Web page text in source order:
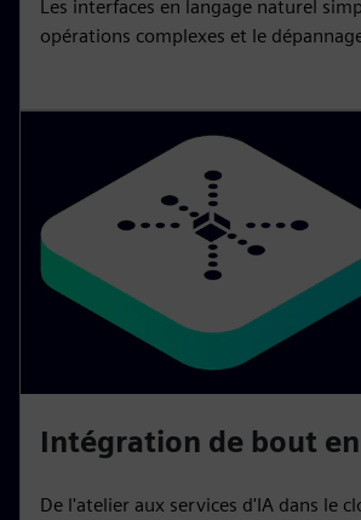
Les interfaces en langage naturel
opérations complexes et le
Intégration de bout
De l'atelier aux services d'IA dans le